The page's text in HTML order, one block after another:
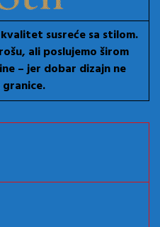
susreće sa stilom.
ali poslujemo širom
– jer dobar dizajn ne